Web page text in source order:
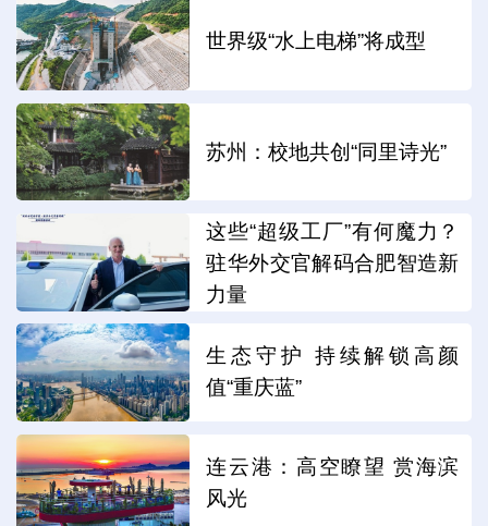
世界级“水上电梯”将成型
苏州：校地共创“同里诗光”
这些“超级工厂”有何魔力？
驻华外交官解码合肥智造新
力量
生态守护 持续解锁高颜
值“重庆蓝”
连云港：高空瞭望 赏海滨
风光